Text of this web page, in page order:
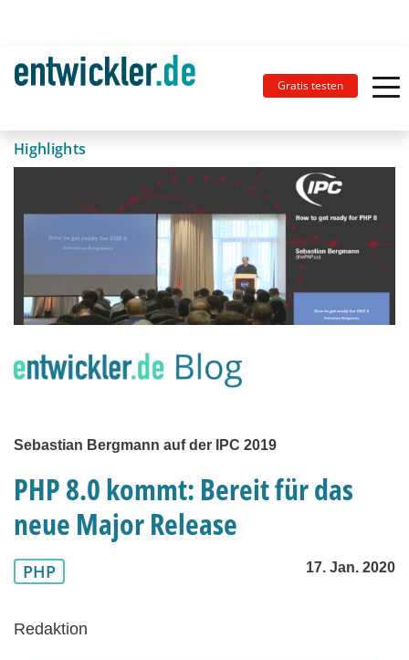
Gratis testen
Highlights
Sebastian Bergmann auf der IPC 2019
PHP 8.0 kommt: Bereit für das
neue Major Release
PHP 17. Jan. 2020
Redaktion